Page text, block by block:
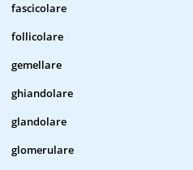
fascicolare
follicolare
gemellare
ghiandolare
glandolare
glomerulare